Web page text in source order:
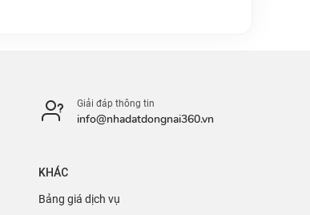
Giải đáp thông tin
info@nhadatdongnai360.vn
KHÁC
Bảng giá dịch vụ